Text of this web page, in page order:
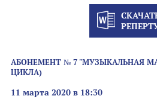
АБОНЕМЕНТ № 7 "МУЗЫКАЛЬНАЯ
ЦИКЛА)
11 марта 2020 в 18:30